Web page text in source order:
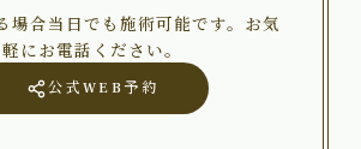
場合当日でも施術可能です。お気
軽にお電話ください。
公式WEB予約